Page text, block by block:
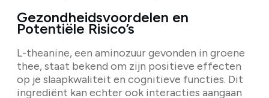
Gezondheidsvoordelen en
Potentiële Risico’s
L-theanine, een aminozuur gevonden in groene
thee, staat bekend om zijn positieve effecten
op je slaapkwaliteit en cognitieve functies. Dit
ingrediënt kan echter ook interacties aangaan